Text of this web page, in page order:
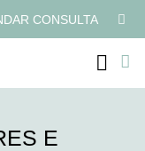
CONSULTA
E